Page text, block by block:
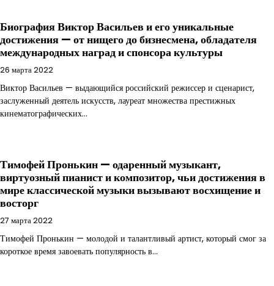
Биография Виктор Васильев и его уникальные
достижения — от нищего до бизнесмена, обладателя
международных наград и спонсора культуры
26 марта 2022
Виктор Васильев — выдающийся российский режиссер и сценарист,
заслуженный деятель искусств, лауреат множества престижных
кинематографических…
Тимофей Пронькин — одаренный музыкант,
виртуозный пианист и композитор, чьи достижения в
мире классической музыки вызывают восхищение и
восторг
27 марта 2022
Тимофей Пронькин — молодой и талантливый артист, который смог за
короткое время завоевать популярность в…